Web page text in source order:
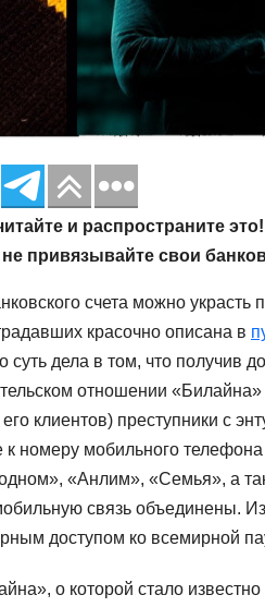
и распространите это!
привязывайте свои
счета можно
красочно описана в
суть дела в том, что
отношении
клиентов) преступники с
к номеру мобильного
«Анлим», «Семья», а
связь объединены.
доступом ко всемирной
о которой стало известно